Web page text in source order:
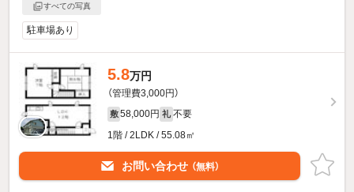
すべての写真
駐車場あり
5.8万円
（管理費3,000円）
敷 58,000円 礼 不要
1階 / 2LDK / 55.08㎡
お問い合わせ （無料）